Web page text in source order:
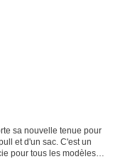
sa nouvelle tenue pour
et d'un sac. C'est un
pour tous les modèles